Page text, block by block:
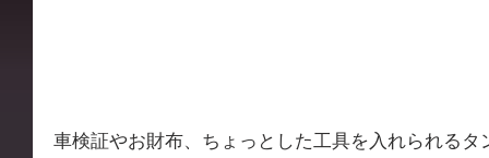
車検証やお財布、ちょっとした工具を入れられる